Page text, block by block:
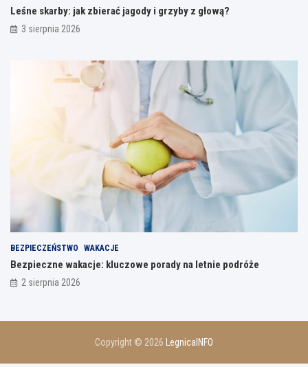
Leśne skarby: jak zbierać jagody i grzyby z głową?
3 sierpnia 2026
BEZPIECZEŃSTWO WAKACJE
Bezpieczne wakacje: kluczowe porady na letnie podróże
2 sierpnia 2026
Copyright © 2026 LegnicaINFO